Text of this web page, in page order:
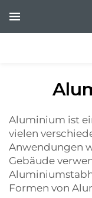
Aluminium ist
vielen
Anwendungen
Gebäude
Formen von